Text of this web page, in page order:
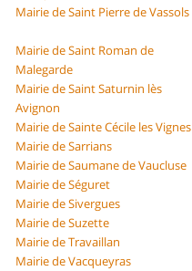
Mairie de Saint Pierre de Vassols
Mairie de Saint Roman de
Malegarde
Mairie de Saint Saturnin lès
Avignon
Mairie de Sainte Cécile les Vignes
Mairie de Sarrians
Mairie de Saumane de Vaucluse
Mairie de Séguret
Mairie de Sivergues
Mairie de Suzette
Mairie de Travaillan
Mairie de Vacqueyras